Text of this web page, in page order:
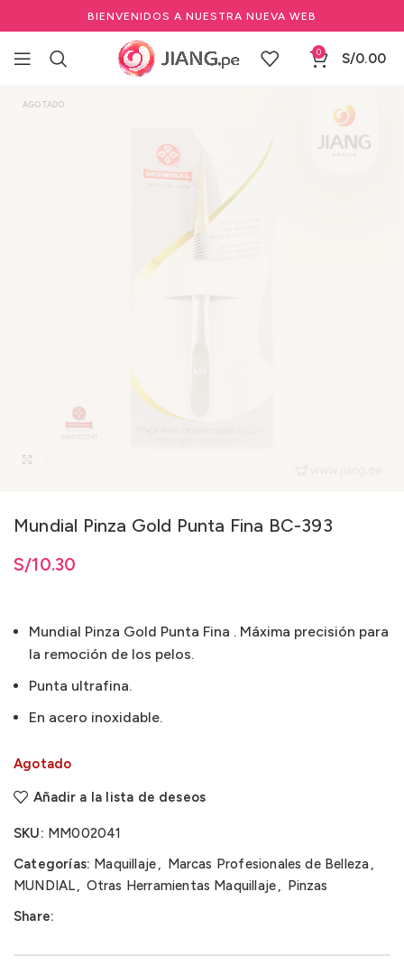
BIENVENIDOS A NUESTRA NUEVA WEB
0 S/0.00
Inicio
Herramientas de maquillaje
AGOTADO
Mundial Pinza Gold Punta Fina BC-393
S/10.30
Mundial Pinza Gold Punta Fina . Máxima precisión para
la remoción de los pelos.
Punta ultrafina.
En acero inoxidable.
Agotado
Añadir a la lista de deseos
SKU: MM002041
Categorías: Maquillaje, Marcas Profesionales de Belleza,
MUNDIAL, Otras Herramientas Maquillaje, Pinzas
Share: